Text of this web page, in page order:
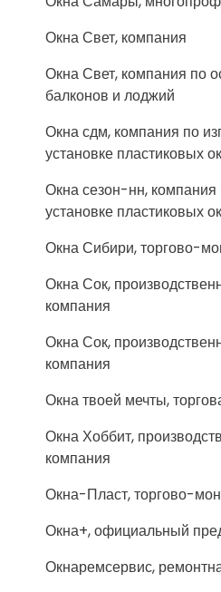
Окна Свет, компания
Окна Свет, компания по
балконов и лоджий
Окна сдм, компания по
установке пластиковых
Окна сезон-нн, компания
установке пластиковых
Окна Сибири, торгово-
Окна Сок,
компания
Окна Сок,
компания
Окна твоей мечты,
Окна Хоббит,
компания
Окна-Пласт, торгово-
Окна+, официальный
Окнаремсервис,